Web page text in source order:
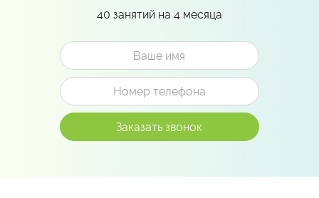
40 занятий на 4 месяца